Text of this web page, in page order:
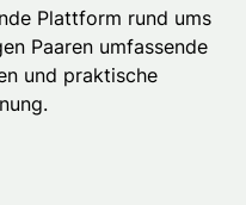
Plattform rund ums
Paaren umfassende
und praktische